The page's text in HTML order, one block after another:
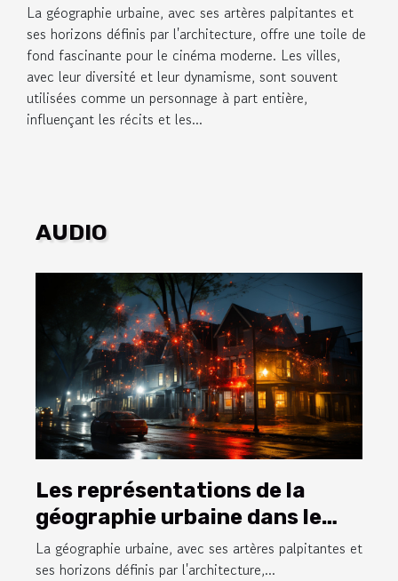
La géographie urbaine, avec ses artères palpitantes et
ses horizons définis par l'architecture, offre une toile de
fond fascinante pour le cinéma moderne. Les villes,
avec leur diversité et leur dynamisme, sont souvent
utilisées comme un personnage à part entière,
influençant les récits et les...
AUDIO
Les représentations de la
géographie urbaine dans le
cinéma moderne
La géographie urbaine, avec ses artères palpitantes et
ses horizons définis par l'architecture,...